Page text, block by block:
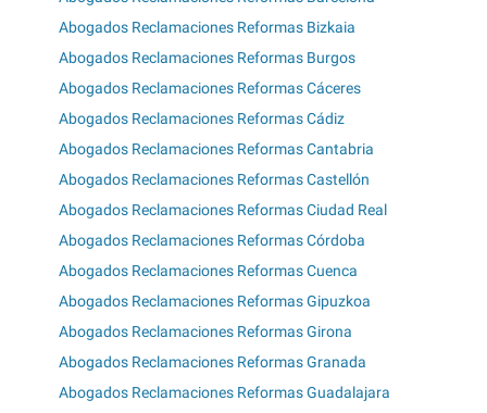
Abogados Reclamaciones Reformas Bizkaia
Abogados Reclamaciones Reformas Burgos
Abogados Reclamaciones Reformas Cáceres
Abogados Reclamaciones Reformas Cádiz
Abogados Reclamaciones Reformas Cantabria
Abogados Reclamaciones Reformas Castellón
Abogados Reclamaciones Reformas Ciudad Real
Abogados Reclamaciones Reformas Córdoba
Abogados Reclamaciones Reformas Cuenca
Abogados Reclamaciones Reformas Gipuzkoa
Abogados Reclamaciones Reformas Girona
Abogados Reclamaciones Reformas Granada
Abogados Reclamaciones Reformas Guadalajara